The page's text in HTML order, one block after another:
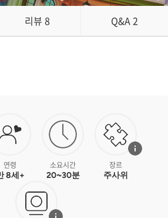
리뷰 8 Q&A2
연령
8세+
소요시간
20~30분
장르
주사위